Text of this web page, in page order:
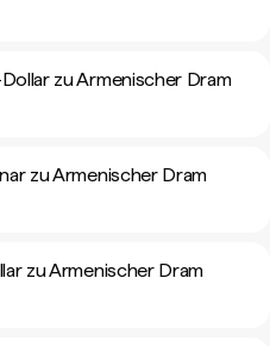
zu Armenischer Dram
zu Armenischer Dram
zu Armenischer Dram